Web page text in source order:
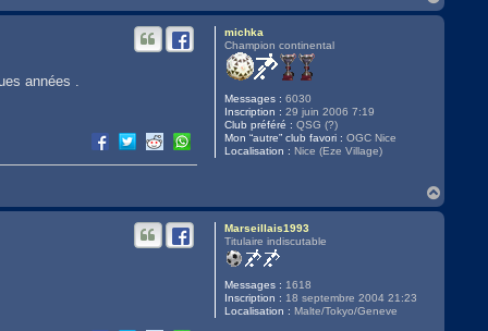
a
u
michka
Champion continental
Messages : 6030
Inscription : 29 juin 2006 7:19
Club préféré : QSG (?)
Mon “autre” club favori : OGC Nice
Localisation : Nice (Eze Village)
années .
a
Marseillais1993
Titulaire indiscutable
Messages : 1618
Inscription : 18 septembre 2004 21:23
Localisation : Malte/Tokyo/Geneve